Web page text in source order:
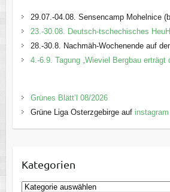
29.07.-04.08. Sensencamp Mohelnice
23.-30.08. Deutsch-tschechisches
28.-30.8. Nachmäh-Wochenende auf
4.-6.9. Tagung „Wieviel Bergbau erträgt
Grünes Blätt’l 08/2026
Grüne Liga Osterzgebirge auf instagram
Kategorien
K